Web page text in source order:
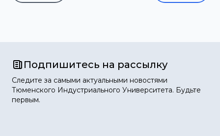
Подпишитесь на рассылку
Следите за самыми актуальными новостями
Тюменского Индустриального Университета. Будьте
первым.